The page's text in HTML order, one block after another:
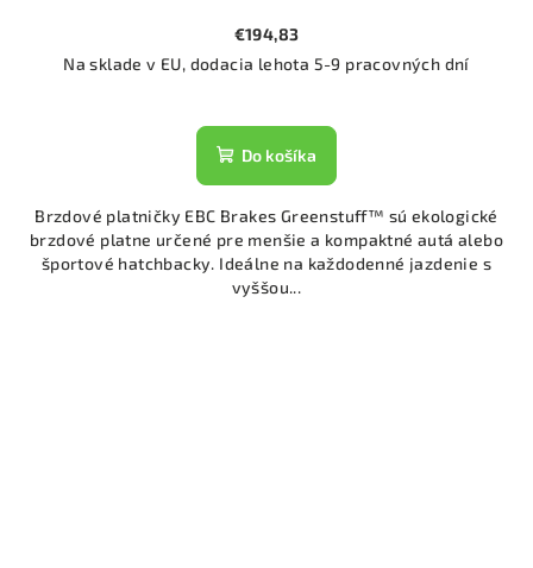
€194,83
Na sklade v EU, dodacia lehota 5-9 pracovných dní
Do košíka
Brzdové platničky EBC Brakes Greenstuff™ sú ekologické
brzdové platne určené pre menšie a kompaktné autá alebo
športové hatchbacky. Ideálne na každodenné jazdenie s
vyššou...